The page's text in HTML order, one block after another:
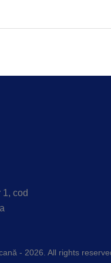
1, cod
- 2026. All rights